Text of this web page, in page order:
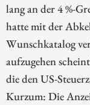
lang an der 4 %-
hatte mit der
Wunschkatalog
aufzugehen
die den US-
Kurzum: Die